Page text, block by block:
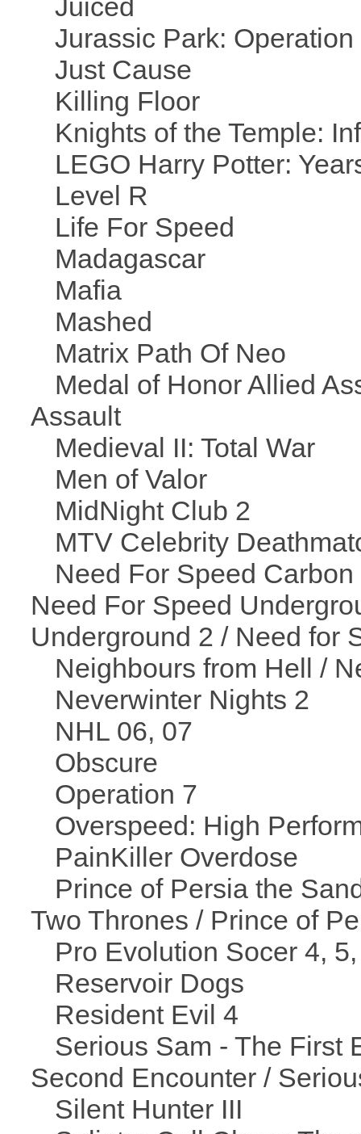
Juiced
Jurassic Park:
Just Cause
Killing Floor
Knights of the Temple:
LEGO Harry Potter:
Level R
Life For Speed
Madagascar
Mafia
Mashed
Matrix Path Of Neo
Medal of Honor Allied
Assault
Medieval II: Total War
Men of Valor
MidNight Club 2
MTV Celebrity
Need For Speed
Need For Speed
Underground 2 / Need for
Neighbours from Hell /
Neverwinter Nights 2
NHL 06, 07
Obscure
Operation 7
Overspeed: High
PainKiller Overdose
Prince of Persia the
Two Thrones / Prince of
Pro Evolution Socer 4,
Reservoir Dogs
Resident Evil 4
Serious Sam - The First
Second Encounter /
Silent Hunter III